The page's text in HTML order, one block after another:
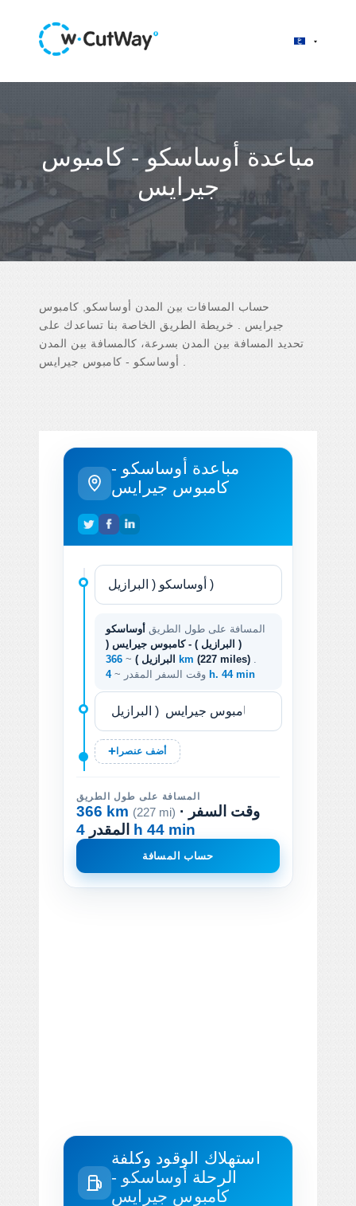
مباعدة أوساسكو - كامبوس
جيرايس
حساب المسافات بين المدن أوساسكو, كامبوس
جيرايس . خريطة الطريق الخاصة بنا تساعدك على
تحديد المسافة بين المدن بسرعة، كالمسافة بين المدن
مباعدة أوساسكو -
كامبوس جيرايس
المسافة على طول الطريق أوساسكو
( البرازيل ) - كامبوس جيرايس (
البرازيل ) ~ 366 km (227 miles)
وقت السفر المقدر ~ 4 h. 44 min
أضف عنصرا
المسافة على طول الطريق
366 km (227 mi) · وقت السفر
المقدر 4 h 44 min
حساب المسافة
استهلاك الوقود وكلفة
الرحلة أوساسكو -
كامبوس جيرايس